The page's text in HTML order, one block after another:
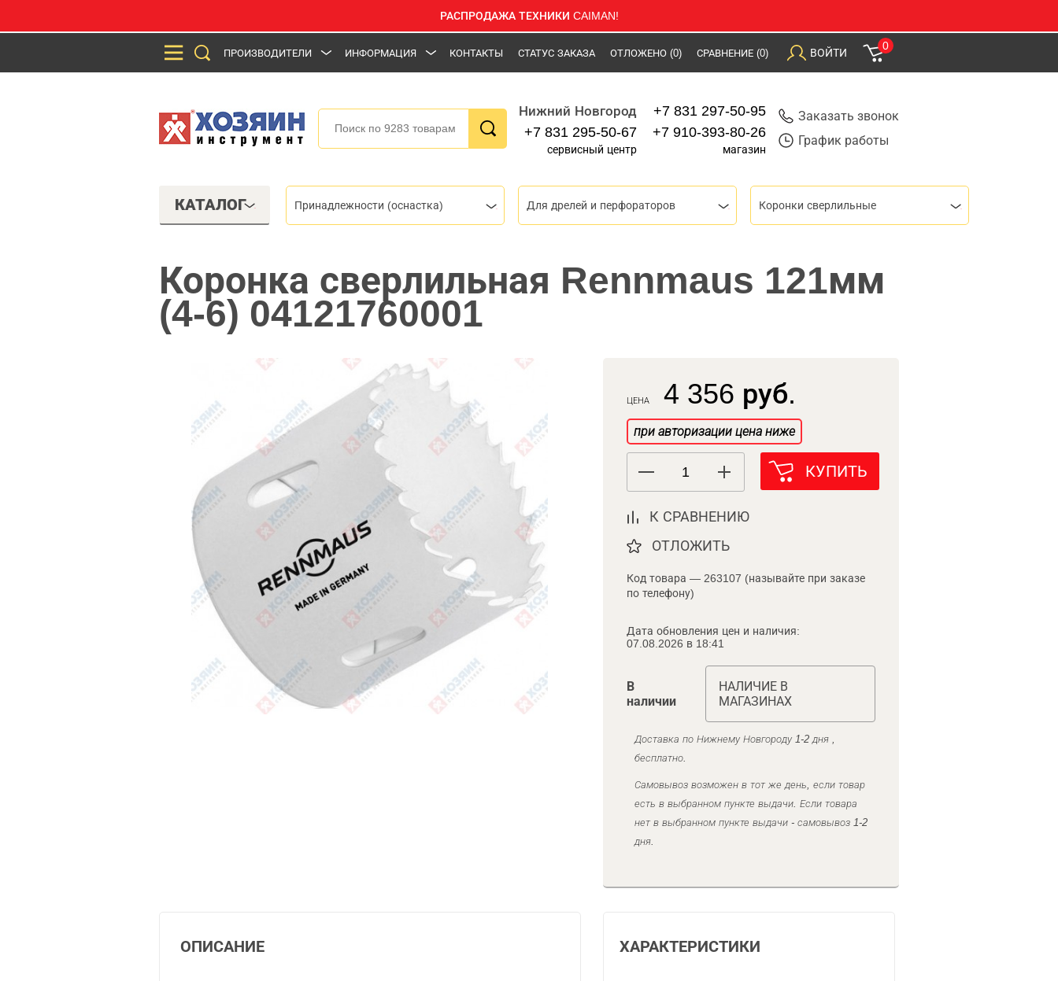
РАСПРОДАЖА ТЕХНИКИ CAIMAN!
ПРОИЗВОДИТЕЛИ ИНФОРМАЦИЯ КОНТАКТЫ СТАТУС ЗАКАЗА ОТЛОЖЕНО (0) СРАВНЕНИЕ (0) ВОЙТИ
0
Нижний Новгород
+7 831 295-50-67
сервисный центр
+7 831 297-50-95
+7 910-393-80-26
магазин
Заказать звонок
График работы
КАТАЛОГ Принадлежности (оснастка) Для дрелей и перфораторов Коронки сверлильные
Коронка сверлильная Rennmaus 121мм
(4-6) 04121760001
ЦЕНА 4 356 руб.
при авторизации цена ниже
КУПИТЬ
К СРАВНЕНИЮ
ОТЛОЖИТЬ
Код товара — 263107 (называйте при заказе
по телефону)
Дата обновления цен и наличия:
07.08.2026 в 18:41
В
наличии
НАЛИЧИЕ В
МАГАЗИНАХ
Доставка по Нижнему Новгороду 1-2 дня ,
бесплатно.
Самовывоз возможен в тот же день, если товар
есть в выбранном пункте выдачи. Если товара
нет в выбранном пункте выдачи - самовывоз 1-2
дня.
ХАРАКТЕРИСТИКИ
ОПИСАНИЕ